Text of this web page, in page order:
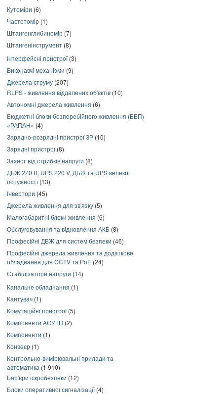
Кутоміри (6)
Частотомір (1)
Штангенглибиномір (7)
Штангенінструмент (8)
Інтерфейсні пристрої(3)
Виконавчі механізми (9)
Джерела струму (207)
RLPS - живлення віддалених об'єктів (10)
Автономні джерела живлення (6)
Бюджетні блоки безперебійного живлення (ББП)
«РАПАН» (4)
Зарядно-розрядні пристрої ЗР (10)
Зарядні пристрої(8)
Захист від стрибків напруги (8)
ДБЖ 220 В, UPS 220 V, ДБЖ та UPS великої
потужності (13)
Інвертори (45)
Джерела живлення для зв'язку (5)
Малогабаритні блоки живлення (6)
Обслуговування та відновлення АКБ (8)
Професійні ДБЖ для систем безпеки (46)
Професійні джерела живлення та додаткове
обладнання для CCTV та PoE (24)
Стабілізатори напруги (14)
Канальне обладнання (1)
Кантувач (1)
Комутаційні пристрої(5)
Компоненти АСУТП (2)
Компоненти (1)
Конвеєр (1)
Контрольно-вимірювальні прилади та
автоматика (1 910)
Бар'єри іскробезпеки (12)
Блоки оперативної сигналізації(4)